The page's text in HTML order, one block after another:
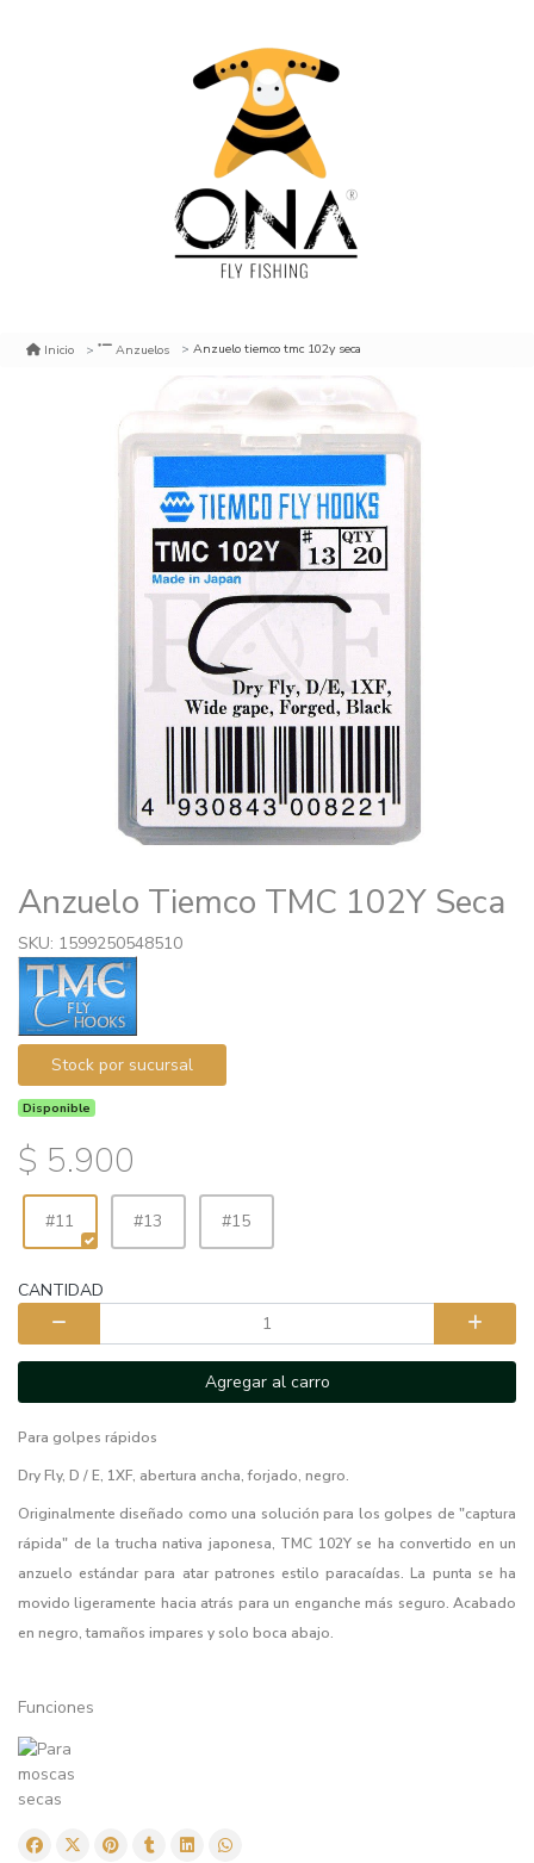
Inicio Anzuelos Anzuelo tiemco tmc 102y seca
Anzuelo Tiemco TMC 102Y Seca
SKU: 1599250548510
Stock por sucursal
Disponible
$ 5.900
#11 #13 #15
CANTIDAD
Agregar al carro
Para golpes rápidos
Dry Fly, D / E, 1XF, abertura ancha, forjado, negro.
Originalmente diseñado como una solución para los golpes de "captura
rápida" de la trucha nativa japonesa, TMC 102Y se ha convertido en un
anzuelo estándar para atar patrones estilo paracaídas. La punta se ha
movido ligeramente hacia atrás para un enganche más seguro. Acabado
en negro, tamaños impares y solo boca abajo.
Funciones